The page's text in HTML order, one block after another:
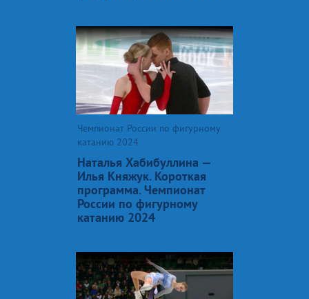
Чемпионат России по фигурному
катанию 2024
Наталья Хабибуллина —
Илья Княжук. Короткая
программа. Чемпионат
России по фигурному
катанию 2024